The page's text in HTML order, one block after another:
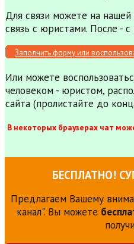
Для связи можете на нашей
связь с юристами. После -
Заполнить форму или
Или можете
человеком - юристом,
сайта (пролистайте до
В некоторых браузерах чат
БЕСПЛАТНО!
Предлагаем Вашему
канал". Вы можете